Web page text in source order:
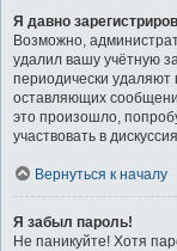
Я давно
Возможно,
удалил вашу учётную
периодически удаляют
оставляющих
это произошло,
участвовать в
Вернуться к началу
Я забыл пароль!
Не паникуйте! Хотя